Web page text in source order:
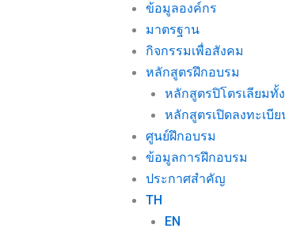
ข้อมูลองค์กร
มาตรฐาน
กิจกรรมเพื่อสังคม
หลักสูตรฝึกอบรม
หลักสูตรปิโตรเลียมทั้
หลักสูตรเปิดลงทะเบีย
ศูนย์ฝึกอบรม
ข้อมูลการฝึกอบรม
ประกาศสำคัญ
TH
EN